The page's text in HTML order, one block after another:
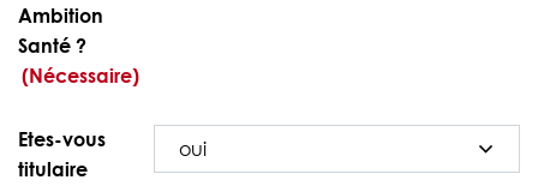
Ambition
Santé ?
(Nécessaire)
Etes-vous
titulaire